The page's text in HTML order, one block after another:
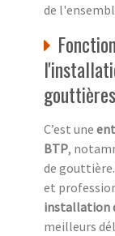
de
gouttières
C’est une
BTP,
de gouttière.
et
installation
meilleurs